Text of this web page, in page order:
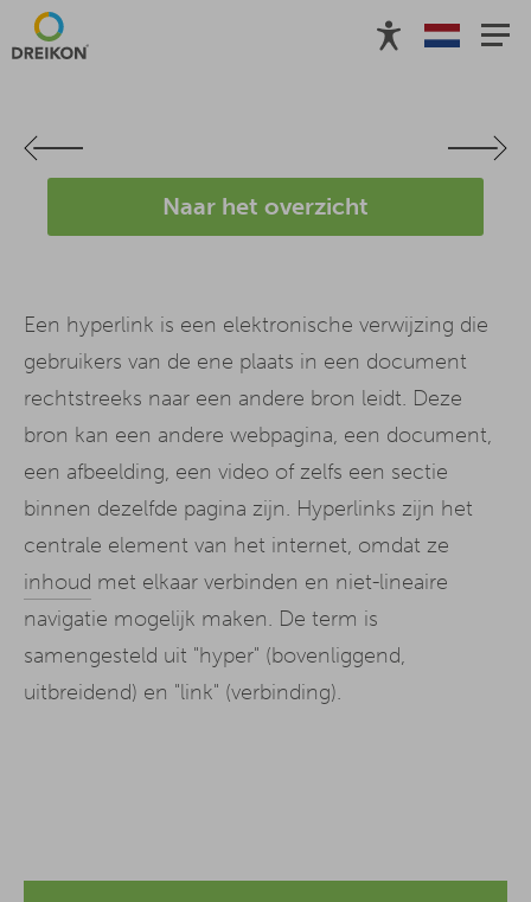
Naar het overzicht
Een hyperlink is een elektronische verwijzing die
gebruikers van de ene plaats in een document
rechtstreeks naar een andere bron leidt. Deze
bron kan een andere webpagina, een document,
een afbeelding, een video of zelfs een sectie
binnen dezelfde pagina zijn. Hyperlinks zijn het
centrale element van het internet, omdat ze
inhoud met elkaar verbinden en niet-lineaire
navigatie mogelijk maken. De term is
samengesteld uit "hyper" (bovenliggend,
uitbreidend) en "link" (verbinding).